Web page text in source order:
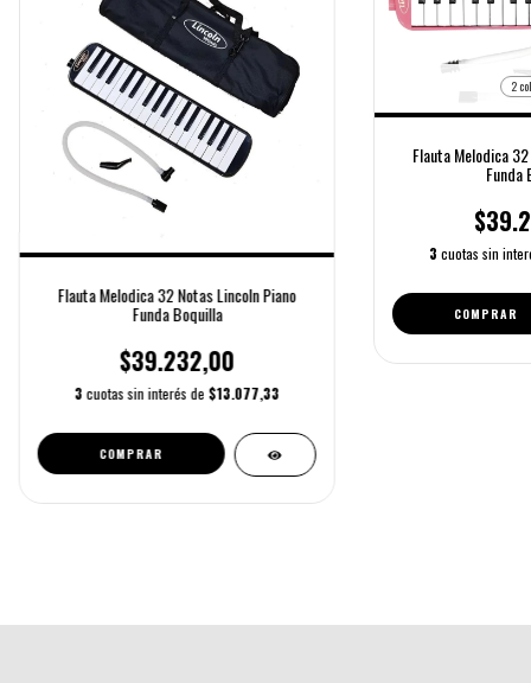
Flauta Melodica 32 Notas Lincoln Piano
Funda Boquilla
$39.232,00
3 cuotas sin interés de $13.077,33
2
Flauta Melodica
Funda
3 cuotas sin
COMPRAR